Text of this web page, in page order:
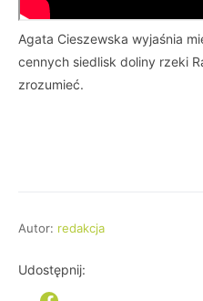
Agata Cieszewska wyjaśnia
cennych siedlisk doliny rzeki
zrozumieć.
Autor: redakcja
Udostępnij: